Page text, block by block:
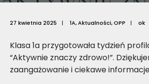
27 kwietnia 2025 | 1A,Aktualności,OPP | ok
Klasa 1a przygotowała tydzień
“Aktywnie znaczy zdrowo!”.
zaangażowanie i ciekawe